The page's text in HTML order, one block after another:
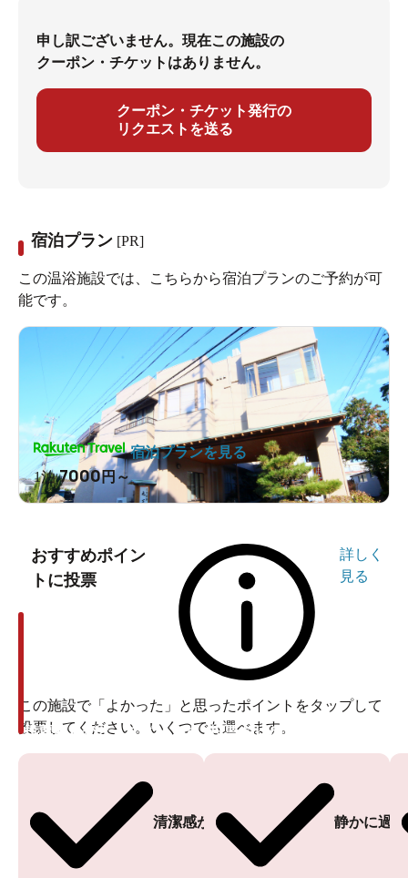
申し訳ございません。現在この施設の
クーポン・チケットはありません。
クーポン・チケット発行の
リクエストを送る
宿泊プラン [PR]
この温浴施設では、こちらから宿泊プランのご予約が可
能です。
1泊7000円～
宿泊プランを見る
おすすめポイン
トに投票
詳しく
見る
この施設で「よかった」と思ったポイントをタップして
投票してください。いくつでも選べます。
清潔感がある
投票ありがとうございます
静かに過
投票ありがとうございます